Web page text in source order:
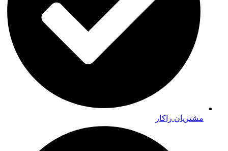
مشتریان راکار